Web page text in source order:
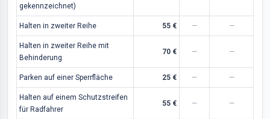
gekennzeichnet)
Halten in zweiter Reihe 55 € — —
Halten in zweiter Reihe mit
Behinderung
70 € — —
Parken auf einer Sperrfläche 25 € — —
Halten auf einem Schutzstreifen
für Radfahrer
55 € — —